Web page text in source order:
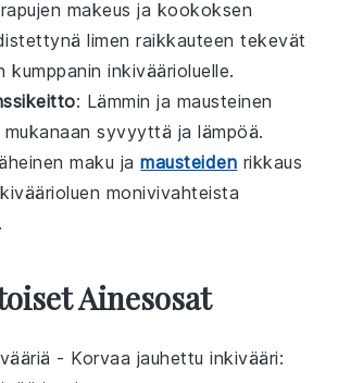
makeus ja kookoksen
limen raikkauteen tekevät
kumppanininkiväärioluelle.
: Lämmin ja mausteinen
syvyyttä ja lämpöä.
maku jamausteiden rikkaus
monivivahteista
Ainesosat
- Korvaa jauhettu inkivääri: